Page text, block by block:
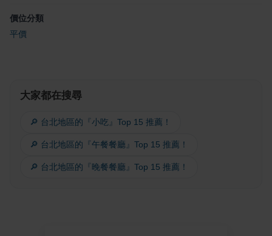
價位分類
平價
大家都在搜尋
🔎 台北地區的『小吃』Top 15 推薦！
🔎 台北地區的『午餐餐廳』Top 15 推薦！
🔎 台北地區的『晚餐餐廳』Top 15 推薦！